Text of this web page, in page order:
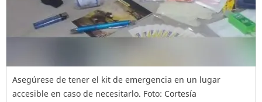
Asegúrese de tener el kit de emergencia en un lugar
accesible en caso de necesitarlo. Foto: Cortesía